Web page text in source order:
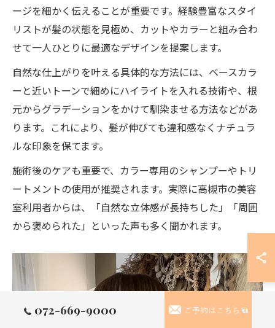
ージを細かく伝えることが重要です。経験豊富なスタイ
リストが髪の状態を見極め、カットやカラーと組み合わ
せて一人ひとりに最適なデザインを提案します。
自然な仕上がりを叶える具体的な方法には、ベースカラ
ーと近いトーンで細めにハイライトを入れる技術や、根
元からグラデーションをかけて馴染ませる方法などがあ
ります。これにより、髪が伸びても違和感なくナチュラ
ルな印象を保てます。
施術後のケアも重要で、カラー専用のシャンプーやトリ
ートメントの使用が推奨されます。実際に高槻市の美容
室利用者からは、「自然な立体感が長持ちした」「周囲
から褒められた」といった声も多く聞かれます。
072-669-9000 ご予約はこちら